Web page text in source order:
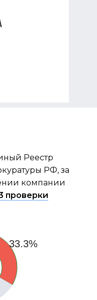
Реестр
РФ, за
компании
проверки
33.3%